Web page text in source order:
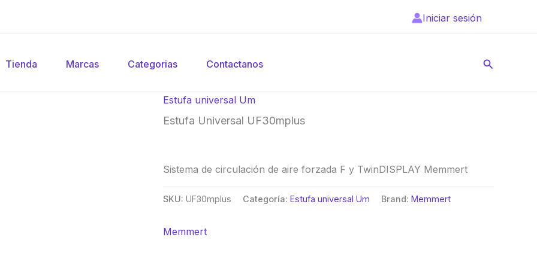
Iniciar sesión
Tienda Marcas Categorias Contactanos Buscar
Estufa universal Um
Estufa Universal UF30mplus
Sistema de circulación de aire forzada F y TwinDISPLAY Memmert
SKU: UF30mplus Categoría: Estufa universal Um Brand: Memmert
Memmert